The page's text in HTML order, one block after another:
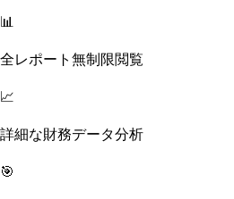
📊
全レポート無制限閲覧
📈
詳細な財務データ分析
🎯